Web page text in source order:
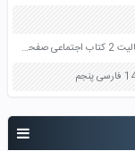
چرا خلیج فارس از دیرباز مورد توجه کشورهای قدرتمند بوده فعالیت 2 کتاب اجتماعی صفحه 92 ششم